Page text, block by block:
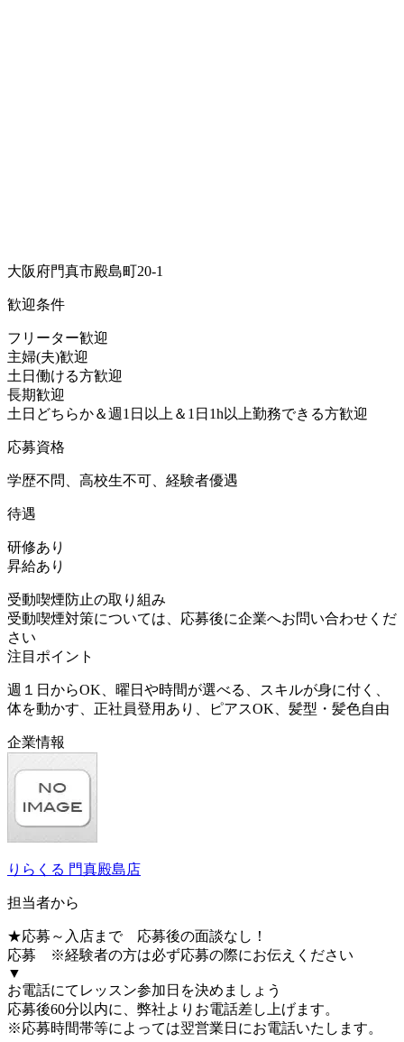
大阪府門真市殿島町20-1
歓迎条件
フリーター歓迎
主婦(夫)歓迎
土日働ける方歓迎
長期歓迎
土日どちらか＆週1日以上＆1日1h以上勤務できる方歓迎
応募資格
学歴不問、高校生不可、経験者優遇
待遇
研修あり
昇給あり
受動喫煙防止の取り組み
受動喫煙対策については、応募後に企業へお問い合わせくだ
さい
注目ポイント
週１日からOK、曜日や時間が選べる、スキルが身に付く、
体を動かす、正社員登用あり、ピアスOK、髪型・髪色自由
企業情報
りらくる 門真殿島店
担当者から
★応募～入店まで 応募後の面談なし！
応募 ※経験者の方は必ず応募の際にお伝えください
▼
お電話にてレッスン参加日を決めましょう
応募後60分以内に、弊社よりお電話差し上げます。
※応募時間帯等によっては翌営業日にお電話いたします。